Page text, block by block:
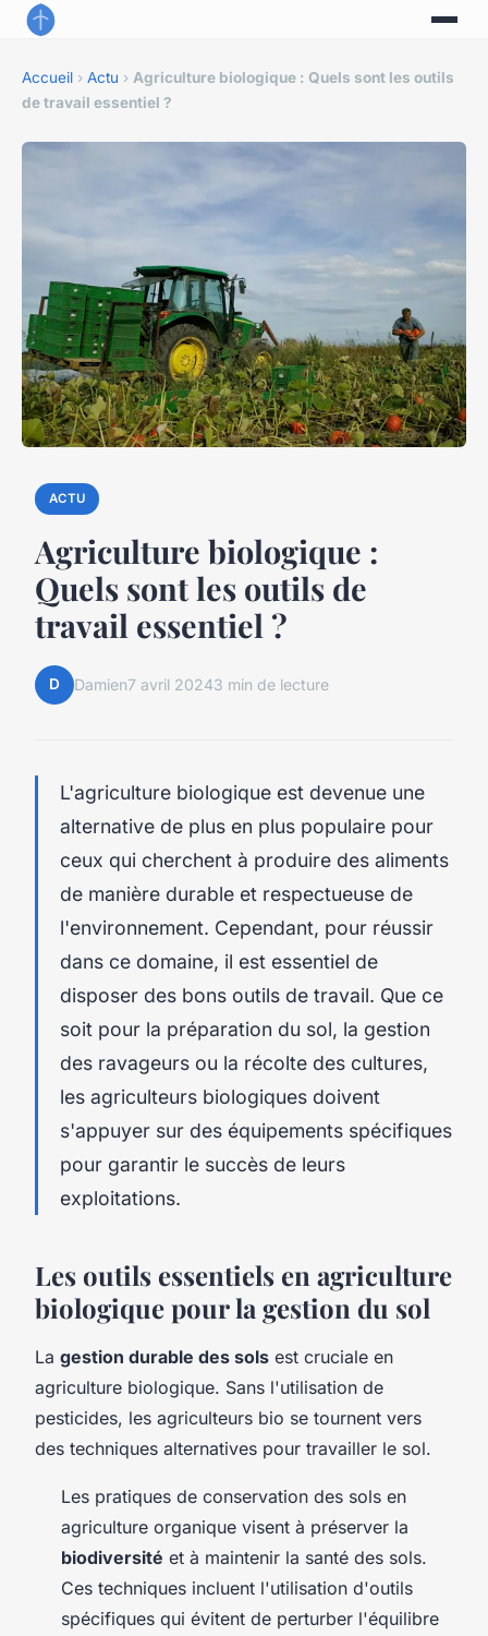
Accueil › Actu › Agriculture biologique : Quels sont les outils
de travail essentiel ?
ACTU
Agriculture biologique :
Quels sont les outils de
travail essentiel ?
D Damien7 avril 20243 min de lecture
L'agriculture biologique est devenue une
alternative de plus en plus populaire pour
ceux qui cherchent à produire des aliments
de manière durable et respectueuse de
l'environnement. Cependant, pour réussir
dans ce domaine, il est essentiel de
disposer des bons outils de travail. Que ce
soit pour la préparation du sol, la gestion
des ravageurs ou la récolte des cultures,
les agriculteurs biologiques doivent
s'appuyer sur des équipements spécifiques
pour garantir le succès de leurs
exploitations.
Les outils essentiels en agriculture
biologique pour la gestion du sol
La gestion durable des sols est cruciale en
agriculture biologique. Sans l'utilisation de
pesticides, les agriculteurs bio se tournent vers
des techniques alternatives pour travailler le sol.
Les pratiques de conservation des sols en
agriculture organique visent à préserver la
biodiversité et à maintenir la santé des sols.
Ces techniques incluent l'utilisation d'outils
spécifiques qui évitent de perturber l'équilibre